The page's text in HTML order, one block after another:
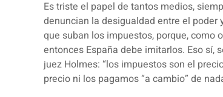
Es triste el papel de tantos medios,
denuncian la desigualdad entre el
que suban los impuestos, porque, como
entonces España debe imitarlos. Eso sí,
juez Holmes: “los impuestos son el
precio ni los pagamos “a cambio” de